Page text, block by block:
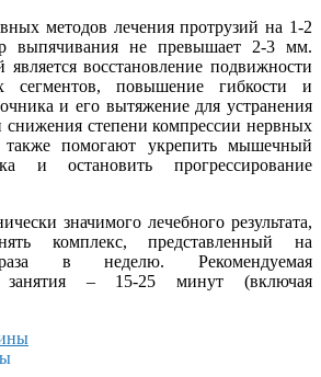
методов лечения протрузий на 1-2
выпячивания не превышает 2-3 мм.
восстановление подвижности
сегментов, повышение гибкости и
и его вытяжение для устранения
степени компрессии нервных
также помогают укрепить мышечный
и остановить прогрессирование
значимого лечебного результата,
комплекс, представленный на
в неделю. Рекомендуемая
занятия – 15-25 минут (включая